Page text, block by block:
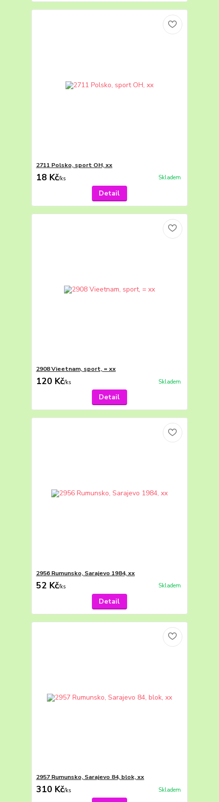
2711 Polsko, sport OH, xx
18 Kč/ks Skladem
Detail
2908 Vieetnam, sport, = xx
120 Kč/ks Skladem
Detail
2956 Rumunsko, Sarajevo 1984, xx
52 Kč/ks Skladem
Detail
2957 Rumunsko, Sarajevo 84, blok, xx
310 Kč/ks Skladem